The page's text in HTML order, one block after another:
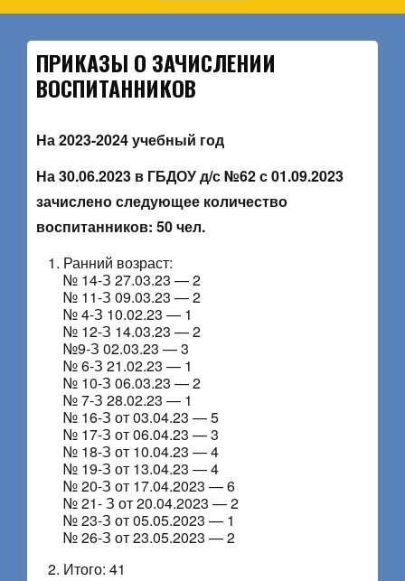
ПРИКАЗЫ О ЗАЧИСЛЕНИИ
ВОСПИТАННИКОВ
На 2023-2024 учебный год
На 30.06.2023 в ГБДОУ д/с №62 с 01.09.2023
зачислено следующее количество
воспитанников: 50 чел.
Ранний возраст:
№ 14-З 27.03.23 — 2
№ 11-З 09.03.23 — 2
№ 4-З 10.02.23 — 1
№ 12-З 14.03.23 — 2
№9-З 02.03.23 — 3
№ 6-З 21.02.23 — 1
№ 10-З 06.03.23 — 2
№ 7-З 28.02.23 — 1
№ 16-З от 03.04.23 — 5
№ 17-З от 06.04.23 — 3
№ 18-З от 10.04.23 — 4
№ 19-З от 13.04.23 — 4
№ 20-З от 17.04.2023 — 6
№ 21- З от 20.04.2023 — 2
№ 23-З от 05.05.2023 — 1
№ 26-З от 23.05.2023 — 2
Итого: 41